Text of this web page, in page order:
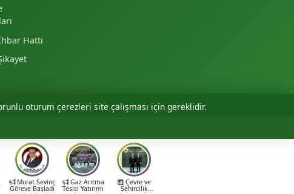
Hattı
oturum çerezleri site çalışması için gereklidir.
Murat Sevinç
Göreve Başladı
Gaz Arıtma
Tesisi Yatırımı
Çevre ve
Şehircilik